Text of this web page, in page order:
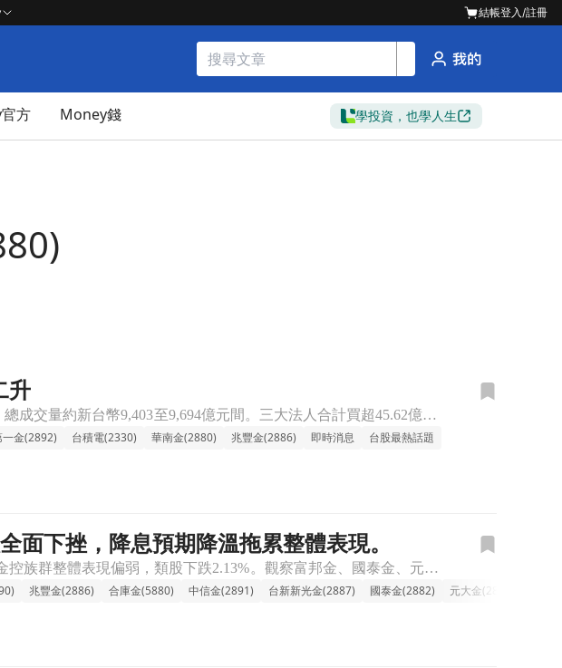
結帳登入/註冊
方 Money錢 學投資，也學人生
升
台股今（6）日加權指數下跌214.9點，終場收在44,396.7點，總成交量約新台幣9,403至9,694億元間。三大法人合計買超45.62億元，其中投信買超88.55億元，自營商賣超63.12億元，
一金(2892) 台積電(2330) 華南金(2880) 兆豐金(2886) 即時消息 台股最熱話題
面下挫，降息預期降溫拖累整體表現。
🔸金融-金控族群走弱，美降息前景不明成主因。 今天金融金控族群整體表現偏弱，類股下跌2.13%。觀察富邦金、國泰金、元大金等大型金控跌幅皆超過3%，中信金、台新金等也普遍承壓。這波修正主要受到國際情
兆豐金(2886) 合庫金(5880) 中信金(2891) 台新新光金(2887) 國泰金(2882) 元大金(2885)